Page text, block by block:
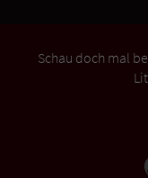
Schau doch mal